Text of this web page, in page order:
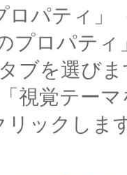
ロパティ
のプロパテ
タブを選び
「視覚テー
リックしま